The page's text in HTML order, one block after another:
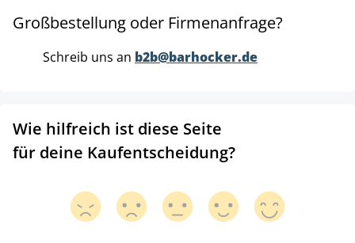
Großbestellung oder Firmenanfrage?
Schreib uns an b2b@barhocker.de
Wie hilfreich ist diese Seite
für deine Kaufentscheidung?